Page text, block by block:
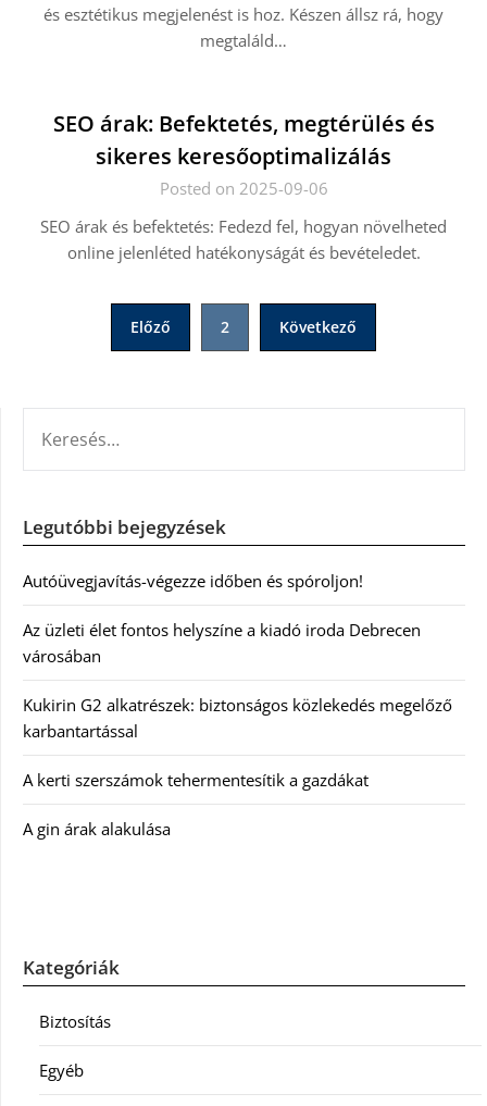
és esztétikus megjelenést is hoz. Készen állsz rá, hogy
megtaláld…
SEO árak: Befektetés, megtérülés és
sikeres keresőoptimalizálás
Posted on 2025-09-06
SEO árak és befektetés: Fedezd fel, hogyan növelheted
online jelenléted hatékonyságát és bevételedet.
BejegyzésekElőző 2 Következő
Legutóbbi bejegyzések
Autóüvegjavítás-végezze időben és spóroljon!
Az üzleti élet fontos helyszíne a kiadó iroda Debrecen
városában
Kukirin G2 alkatrészek: biztonságos közlekedés megelőző
karbantartással
A kerti szerszámok tehermentesítik a gazdákat
A gin árak alakulása
Kategóriák
Biztosítás
Egyéb